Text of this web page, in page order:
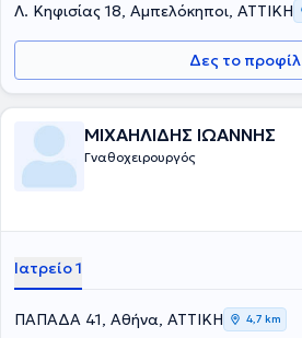
Λ. Κηφισίας 18, Αμπελόκηποι, ΑΤΤΙΚΗ
Δες το προφίλ
ΜΙΧΑΗΛΙΔΗΣ ΙΩΑΝΝΗΣ
Γναθοχειρουργός
Ιατρείο 1
ΠΑΠΑΔΑ 41, Αθήνα, ΑΤΤΙΚΗ 4,7 km